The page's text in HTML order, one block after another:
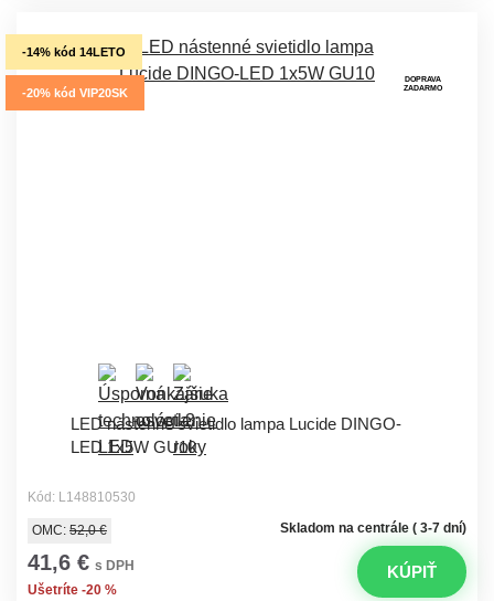
-14% kód 14LETO
-20% kód VIP20SK
DOPRAVA
ZADARMO
LED nástenné svietidlo lampa Lucide DINGO-
LED 1x5W GU10
Kód: L148810530
Skladom na centrále ( 3-7 dní)
OMC: 52,0 €
41,6 € s DPH
Ušetríte -20 %
KÚPIŤ